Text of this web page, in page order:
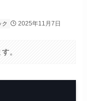
ク 2025年11月7日
。